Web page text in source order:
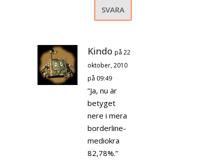
SVARA
Kindo på 22
oktober, 2010
på 09:49
”Ja, nu är
betyget
nere i mera
borderline-
mediokra
82,78%.”